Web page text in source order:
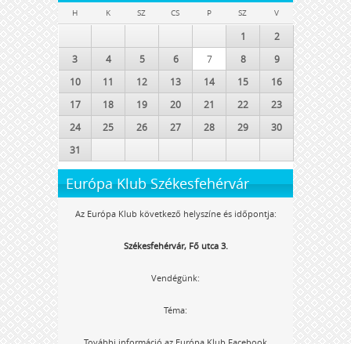
H K SZ CS P SZ V
1
2
3
4 5 6 7 8
9
10
11 12 13 14 15
16
17
18 19 20 21 22
23
24
25 26 27 28 29
30
31
Európa Klub Székesfehérvár
Az Európa Klub következő helyszíne és időpontja:
Székesfehérvár, Fő utca 3.
Vendégünk:
Téma: